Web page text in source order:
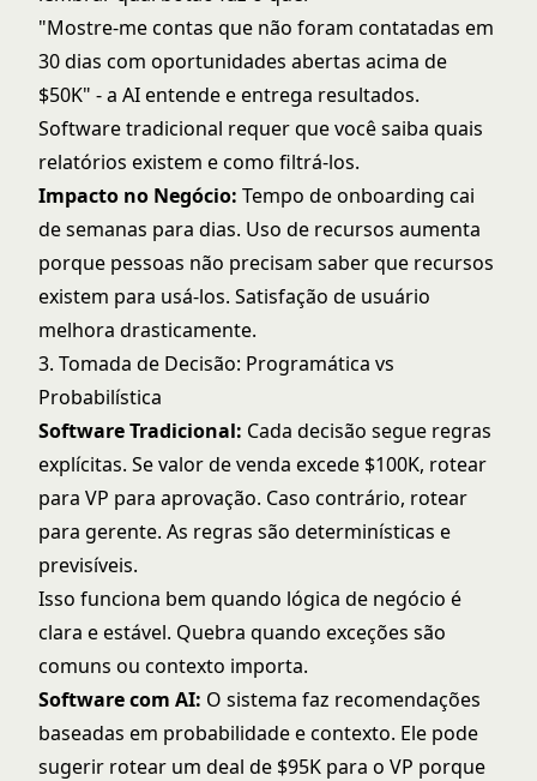
"Mostre-me contas que não foram contatadas em
30 dias com oportunidades abertas acima de
$50K" - a AI entende e entrega resultados.
Software tradicional requer que você saiba quais
relatórios existem e como filtrá-los.
Impacto no Negócio: Tempo de onboarding cai
de semanas para dias. Uso de recursos aumenta
porque pessoas não precisam saber que recursos
existem para usá-los. Satisfação de usuário
melhora drasticamente.
3. Tomada de Decisão: Programática vs
Probabilística
Software Tradicional: Cada decisão segue regras
explícitas. Se valor de venda excede $100K, rotear
para VP para aprovação. Caso contrário, rotear
para gerente. As regras são determinísticas e
previsíveis.
Isso funciona bem quando lógica de negócio é
clara e estável. Quebra quando exceções são
comuns ou contexto importa.
Software com AI: O sistema faz recomendações
baseadas em probabilidade e contexto. Ele pode
sugerir rotear um deal de $95K para o VP porque